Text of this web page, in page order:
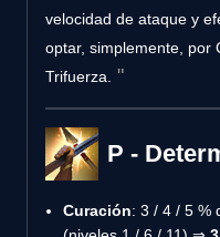
velocidad de ataque y
optar, simplemente, por
Trifuerza.
P -
Curación: 3 / 4 / 5 %